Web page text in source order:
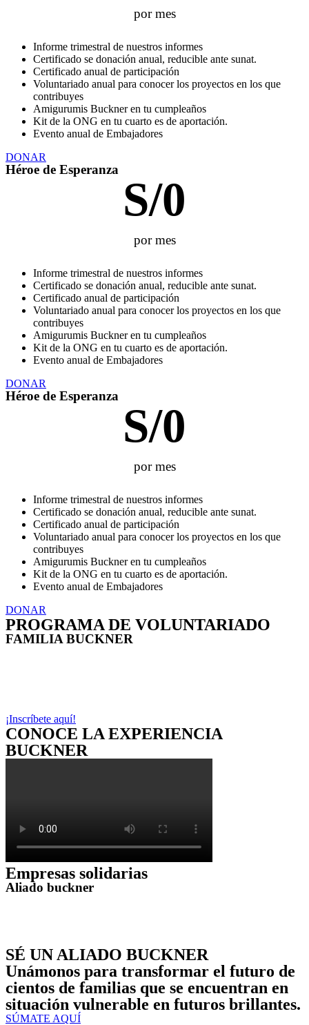
por mes
Informe trimestral de nuestros informes
Certificado se donación anual, reducible ante sunat.
Certificado anual de participación
Voluntariado anual para conocer los proyectos en los que
contribuyes
Amigurumis Buckner en tu cumpleaños
Kit de la ONG en tu cuarto es de aportación.
Evento anual de Embajadores
DONAR
Héroe de Esperanza
S/0
por mes
Informe trimestral de nuestros informes
Certificado se donación anual, reducible ante sunat.
Certificado anual de participación
Voluntariado anual para conocer los proyectos en los que
contribuyes
Amigurumis Buckner en tu cumpleaños
Kit de la ONG en tu cuarto es de aportación.
Evento anual de Embajadores
DONAR
Héroe de Esperanza
S/0
por mes
Informe trimestral de nuestros informes
Certificado se donación anual, reducible ante sunat.
Certificado anual de participación
Voluntariado anual para conocer los proyectos en los que
contribuyes
Amigurumis Buckner en tu cumpleaños
Kit de la ONG en tu cuarto es de aportación.
Evento anual de Embajadores
DONAR
PROGRAMA DE VOLUNTARIADO​
FAMILIA BUCKNER​
¡Inscríbete aquí!
CONOCE LA EXPERIENCIA
BUCKNER
Empresas solidarias
Aliado buckner
SÉ UN ALIADO BUCKNER
Unámonos para transformar el futuro de
cientos de familias que se encuentran en
situación vulnerable en futuros brillantes.
SÚMATE AQUÍ